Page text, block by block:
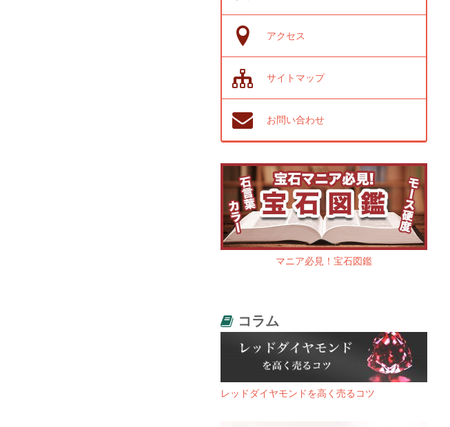
アクセス
サイトマップ
お問い合わせ
マニア必見！宝石図鑑
コラム
レッドダイヤモンドを高く売るコツ